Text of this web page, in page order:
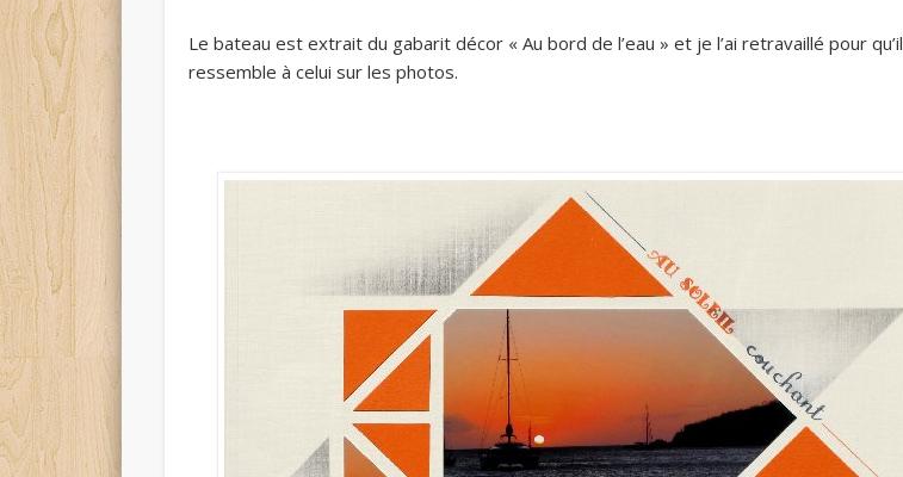
Le bateau est extrait du gabarit décor « Au bord de l’eau » et je l’ai retravaillé pour qu’il
ressemble à celui sur les photos.